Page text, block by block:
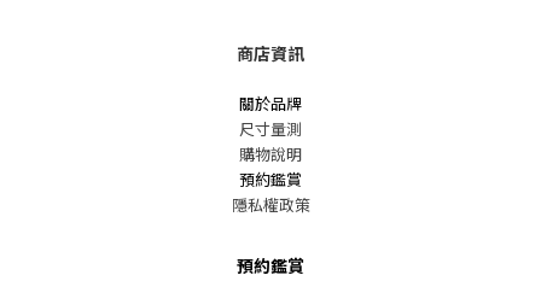
商店資訊
關於品牌
尺寸量測
購物說明
預約鑑賞
隱私權政策
預約鑑賞